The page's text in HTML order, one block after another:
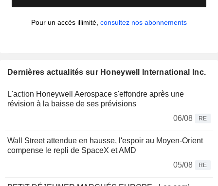
Pour un accès illimité, consultez nos abonnements
Dernières actualités sur Honeywell International Inc.
L'action Honeywell Aerospace s'effondre après une
révision à la baisse de ses prévisions
06/08
RE
Wall Street attendue en hausse, l'espoir au Moyen-Orient
compense le repli de SpaceX et AMD
05/08
RE